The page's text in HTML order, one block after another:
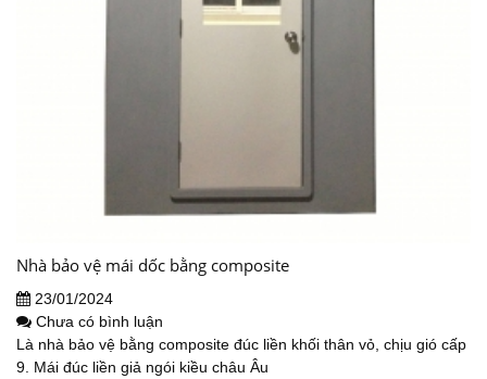
Nhà bảo vệ mái dốc bằng composite
23/01/2024
Chưa có bình luận
Là nhà bảo vệ bằng composite đúc liền khối thân vỏ, chịu gió cấp
9. Mái đúc liền giả ngói kiều châu Âu